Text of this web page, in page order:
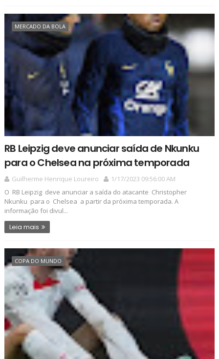
MERCADO DA BOLA
RB Leipzig deve anunciar saída de Nkunku
para o Chelsea na próxima temporada
Guilherme Henrique Loureiro
1/17/2023 09:56:00 AM
O RB Leipzig deve anunciar a saída do atacante Christopher
Nkunku para o Chelsea a partir da próxima temporada. A
informação foi divul...
Leia mais
COPA DO MUNDO